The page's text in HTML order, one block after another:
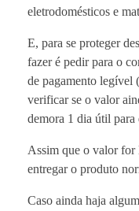
eletrodomésticos e
E, para se proteger
fazer é pedir para o
de pagamento legível
verificar se o valor
demora 1 dia útil para
Assim que o valor for
entregar o produto
Caso ainda haja